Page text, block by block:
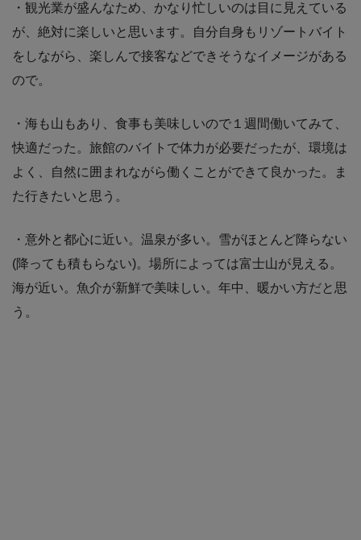
・観光業が盛んなため、かなり忙しいのは目に見えている
が、絶対に楽しいと思います。自分自身もリゾートバイト
をしながら、楽しんで接客などできそうなイメージがある
ので。
・海も山もあり、食事も美味しいので１週間働いてみて、
快適だった。旅館のバイトで体力が必要だったが、環境は
よく、自然に囲まれながら働くことができて良かった。ま
た行きたいと思う。
・意外と都心に近い。温泉が多い。雪がほとんど降らない
(降っても積もらない)。場所によっては富士山が見える。
海が近い。魚介が新鮮で美味しい。年中、暖かい方だと思
う。